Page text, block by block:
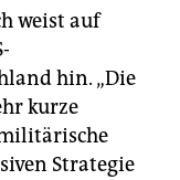
weist auf
hin. „Die
kurze
Strategie